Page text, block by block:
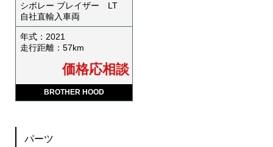
シボレー ブレイザー LT
自社直輸入車両
年式：2021
走行距離：57km
価格応相談
BROTHER HOOD
パーツ